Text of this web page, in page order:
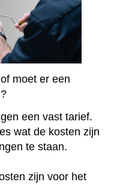
moet er een
een vast tarief.
wat de kosten zijn
te staan.
zijn voor het